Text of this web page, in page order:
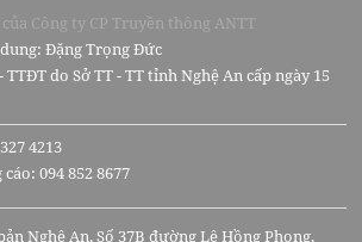
Công ty CP Truyền thông ANTT
Đặng Trọng Đức
TTĐT do Sở TT - TT tỉnh Nghệ An cấp ngày 15
4213
094 852 8677
Nghệ An, Số 37B đường Lê Hồng Phong,